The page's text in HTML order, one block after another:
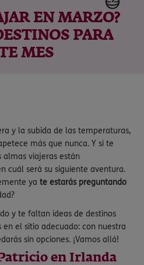
EN MARZO?
PARA
MES
y la subida de las temperaturas,
más que nunca. Y si te
almas viajeras están
cuál será su siguiente aventura.
ya te estarás preguntando
y te faltan ideas de destinos
el sitio adecuado: con nuestra
sin opciones. ¡Vamos allá!
en Irlanda